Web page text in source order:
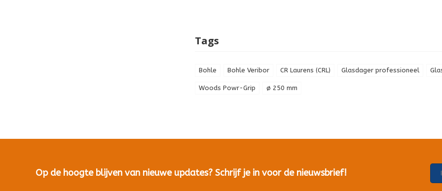
Tags
Bohle Bohle Veribor CR Laurens (CRL) Glasdager professioneel
Woods Powr-Grip ø 250 mm
Op de hoogte blijven van nieuwe updates? Schrijf je in voor de nieuwsbrief!